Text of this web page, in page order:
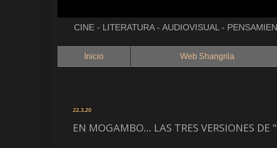
CINE - LITERATURA - AUDIOVISUAL -
Inicio Web Shangrila
22.3.20
EN MOGAMBO... LAS TRES VERSIONES